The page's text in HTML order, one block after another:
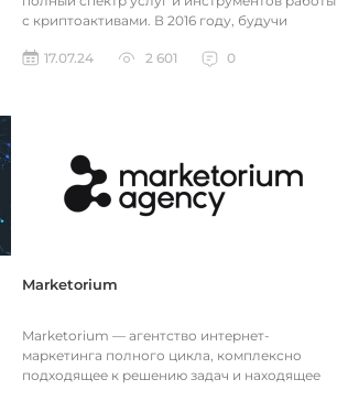
с криптоактивами. В 2016 году, будучи
17.07.24
2 601 0
Marketorium
Marketorium — агентство интернет-
маркетинга полного цикла, комплексно
подходящее к решению задач и находящее